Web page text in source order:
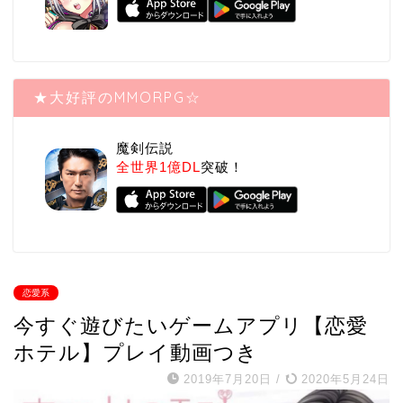
★大好評のMMORPG☆
魔剣伝説
全世界1億DL突破！
恋愛系
今すぐ遊びたいゲームアプリ【恋愛
ホテル】プレイ動画つき
2019年7月20日 / 2020年5月24日